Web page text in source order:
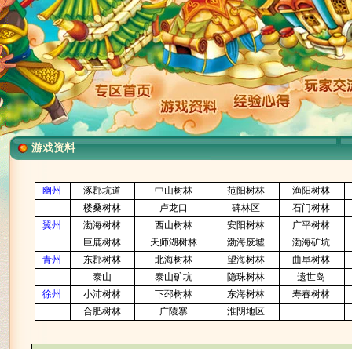
游戏资料
幽州 涿郡坑道 中山树林 范阳树林
渔阳树林
楼桑树林
卢龙口 碑林区
石门树林
翼州
渤海树林 西山树林 安阳树林
广平树林
巨鹿树林
天师湖树林 渤海废墟
渤海矿坑
青州
东郡树林 北海树林 望海树林
曲阜树林
泰山
泰山矿坑 隐珠树林
遗世岛
徐州
小沛树林 下邳树林 东海树林
寿春树林
合肥树林
广陵寨 淮阴地区